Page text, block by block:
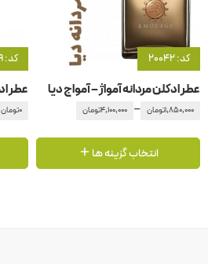
کد: 20042
عطر ادکلن مردانه آمواژ – آمواج دیا
1,850,000تومان –
4,100,000تومان
انتخاب گزینه ها
کد: 20039
0تومان